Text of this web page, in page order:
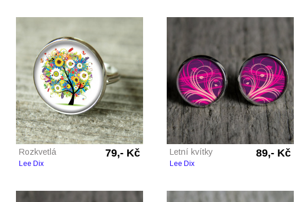
Rozkvetlá 79,- Kč
Lee Dix
Letní kvítky 89,- Kč
Lee Dix